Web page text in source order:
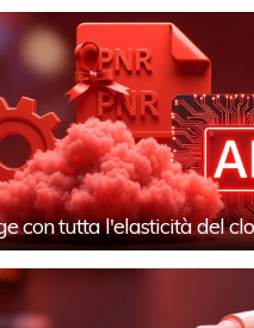
con tutta l'elasticità del